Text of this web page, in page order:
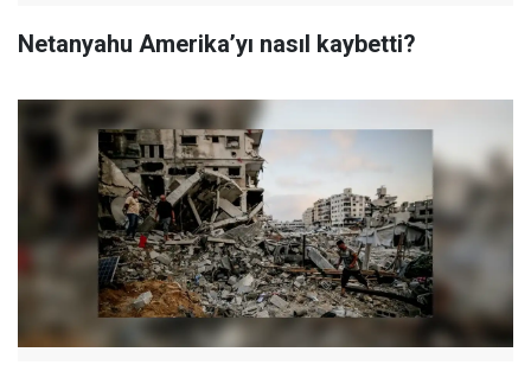
Netanyahu Amerika’yı nasıl kaybetti?